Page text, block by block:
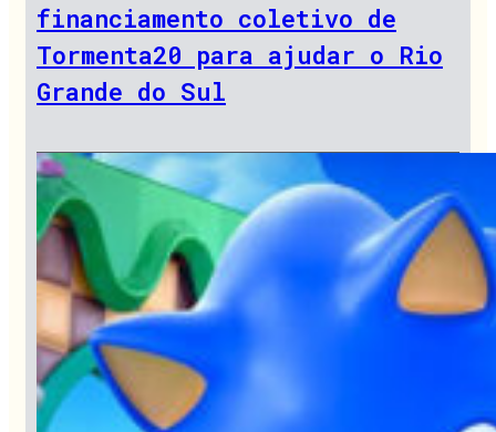
financiamento coletivo de
Tormenta20 para ajudar o Rio
Grande do Sul